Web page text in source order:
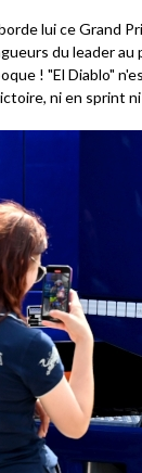
lui ce Grand
du leader
! "El Diablo"
ni en sprint